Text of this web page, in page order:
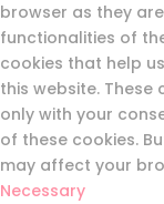
browser as they
functionalities of
cookies that help
this website.
only with your
of these cookies.
may affect your
Necessary